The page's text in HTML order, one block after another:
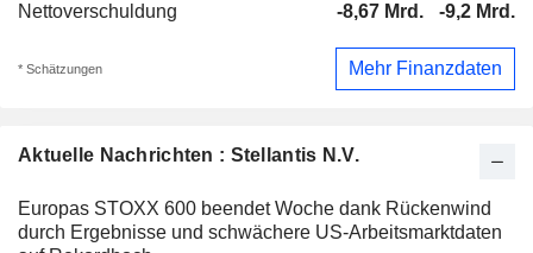
Aktuelle Nachrichten : Stellantis N.V.
Europas STOXX 600 beendet Woche dank Rückenwind
durch Ergebnisse und schwächere US-Arbeitsmarktdaten
Nettoverschuldung
-8,67 Mrd. -9,2 Mrd.
* Schätzungen Mehr Finanzdaten